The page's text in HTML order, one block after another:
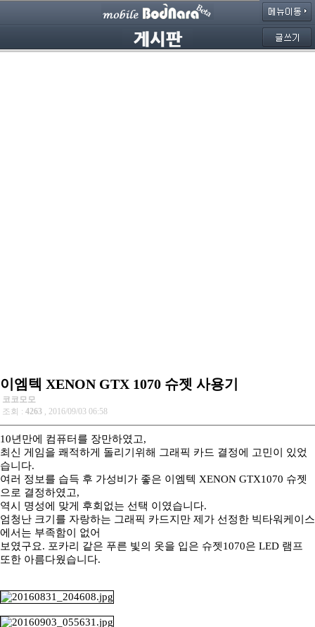
이엠텍 XENON GTX 1070 슈젯 사용기
코코모모
조회 : 4263 , 2016/09/03 06:58
10년만에 컴퓨터를 장만하였고,
최신 게임을 쾌적하게 돌리기위해 그래픽 카드 결정에 고민이 있었
습니다.
여러 정보를 습득 후 가성비가 좋은 이엠텍 XENON GTX1070 슈젯
으로 결정하였고,
역시 명성에 맞게 후회없는 선택 이였습니다.
엄청난 크기를 자랑하는 그래픽 카드지만 제가 선정한 빅타워케이스
에서는 부족함이 없어
보였구요. 포카리 같은 푸른 빛의 옷을 입은 슈젯1070은 LED 램프
또한 아름다웠습니다.